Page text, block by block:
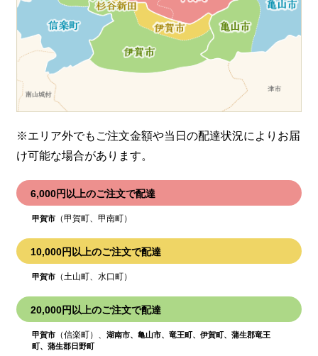
※エリア外でもご注文金額や当日の配達状況により お届
け可能な場合があります。
6,000円以上のご注文で配達
甲賀市 （甲賀町、甲南町）
10,000円以上のご注文で配達
甲賀市 （土山町、水口町）
20,000円以上のご注文で配達
甲賀市 （信楽町）、湖南市、亀山市、竜王町、伊賀町、蒲生郡竜王
町、蒲生郡日野町